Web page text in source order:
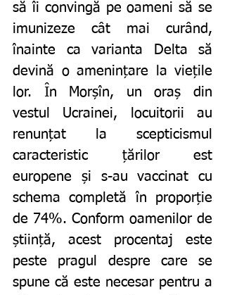
să îi convingă pe oameni să se
imunizeze cât mai curând,
înainte ca varianta Delta să
devină o amenințare la viețile
lor. În
Morșîn, un oraș din
vestul Ucrainei, locuitorii au
renunțat la scepticismul
caracteristic țărilor est
europene și s-au vaccinat cu
schema completă în proporție
de 74%. Conform oamenilor de
peste pragul despre care se
spune că este necesar pentru a